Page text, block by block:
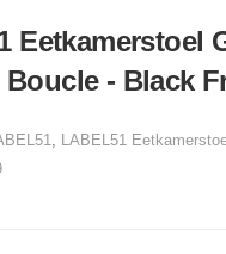
Eetkamerstoel
Boucle - Black
, LABEL51